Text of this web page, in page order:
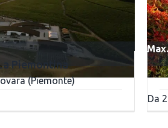
Piemontina
(Piemonte)
Da